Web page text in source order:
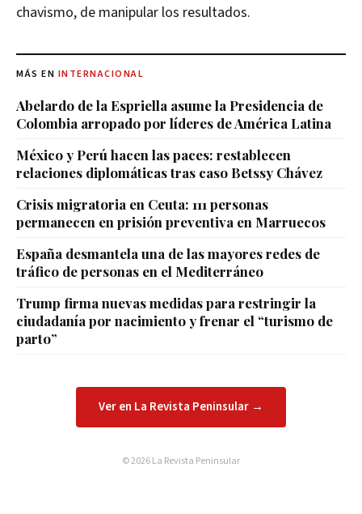
chavismo, de manipular los resultados.
MÁS EN INTERNACIONAL
Abelardo de la Espriella asume la Presidencia de
Colombia arropado por líderes de América Latina
México y Perú hacen las paces: restablecen
relaciones diplomáticas tras caso Betssy Chávez
Crisis migratoria en Ceuta: 111 personas
permanecen en prisión preventiva en Marruecos
España desmantela una de las mayores redes de
tráfico de personas en el Mediterráneo
Trump firma nuevas medidas para restringir la
ciudadanía por nacimiento y frenar el “turismo de
parto”
Ver en La Revista Peninsular →
© 2026 La Revista Peninsular